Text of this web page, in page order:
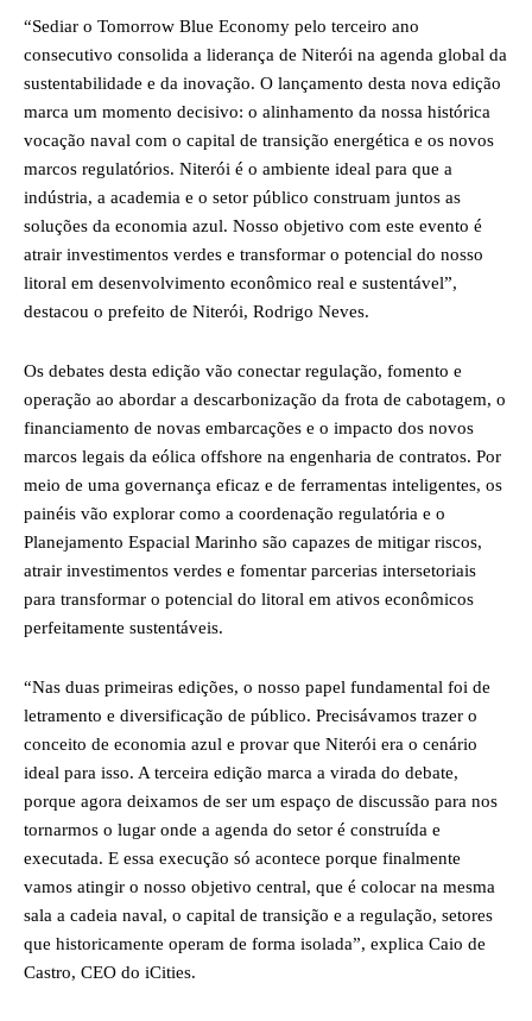
“Sediar o Tomorrow Blue Economy pelo terceiro ano
consecutivo consolida a liderança de Niterói na agenda global da
sustentabilidade e da inovação. O lançamento desta nova edição
marca um momento decisivo: o alinhamento da nossa histórica
vocação naval com o capital de transição energética e os novos
marcos regulatórios. Niterói é o ambiente ideal para que a
indústria, a academia e o setor público construam juntos as
soluções da economia azul. Nosso objetivo com este evento é
atrair investimentos verdes e transformar o potencial do nosso
litoral em desenvolvimento econômico real e sustentável”,
destacou o prefeito de Niterói, Rodrigo Neves.
Os debates desta edição vão conectar regulação, fomento e
operação ao abordar a descarbonização da frota de cabotagem, o
financiamento de novas embarcações e o impacto dos novos
marcos legais da eólica offshore na engenharia de contratos. Por
meio de uma governança eficaz e de ferramentas inteligentes, os
painéis vão explorar como a coordenação regulatória e o
Planejamento Espacial Marinho são capazes de mitigar riscos,
atrair investimentos verdes e fomentar parcerias intersetoriais
para transformar o potencial do litoral em ativos econômicos
perfeitamente sustentáveis.
“Nas duas primeiras edições, o nosso papel fundamental foi de
letramento e diversificação de público. Precisávamos trazer o
conceito de economia azul e provar que Niterói era o cenário
ideal para isso. A terceira edição marca a virada do debate,
porque agora deixamos de ser um espaço de discussão para nos
tornarmos o lugar onde a agenda do setor é construída e
executada. E essa execução só acontece porque finalmente
vamos atingir o nosso objetivo central, que é colocar na mesma
sala a cadeia naval, o capital de transição e a regulação, setores
que historicamente operam de forma isolada”, explica Caio de
Castro, CEO do iCities.